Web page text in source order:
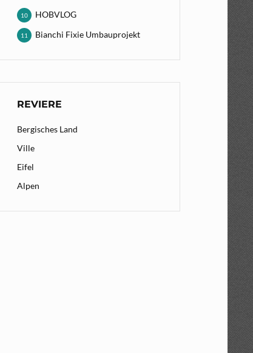
HOBVLOG
10
Bianchi Fixie Umbauprojekt
11
REVIERE
Bergisches Land
Ville
Eifel
Alpen